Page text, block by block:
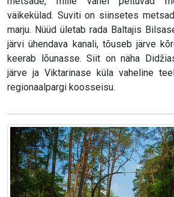
väikekülad. Suviti on siinsetes
marju. Nüüd ületab rada Baltajis
järvi ühendava kanali, tõuseb järve
keerab lõunasse. Siit on näha
järve ja Viktarinase küla vaheline
regionaalpargi koosseisu.